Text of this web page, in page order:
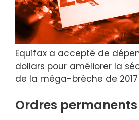
Equifax a accepté de
dollars pour améliorer la
de la méga-brèche de 2017
Ordres permanents